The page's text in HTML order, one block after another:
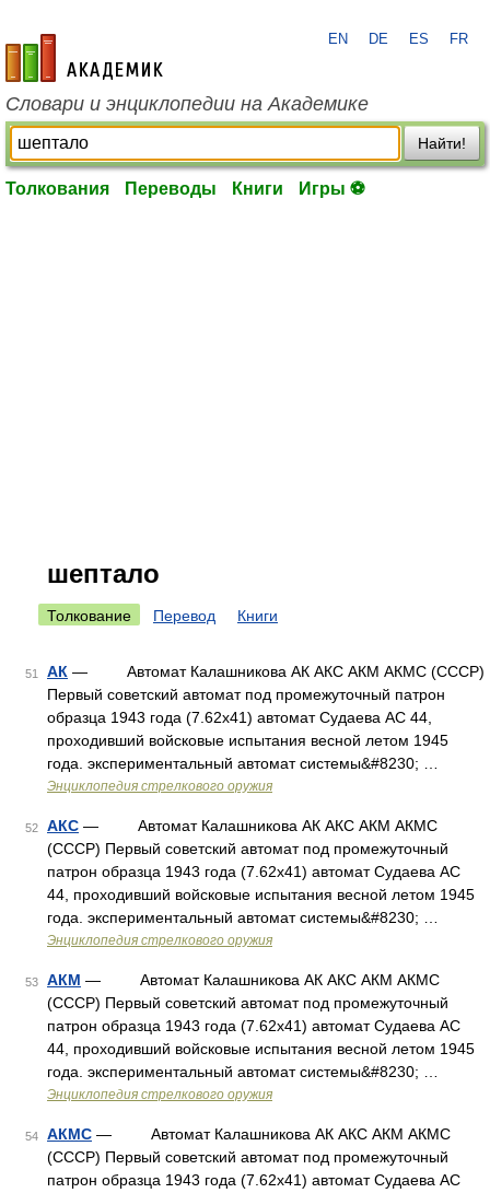
academic.ru
EN DE ES FR
Словари и энциклопедии на Академике
Найти!
Толкования Переводы Книги Игры ⚽
шептало
Толкование Перевод Книги
51 АК — Автомат Калашникова АК АКС АКМ АКМС (СССР)
Первый советский автомат под промежуточный патрон
образца 1943 года (7.62х41) автомат Судаева АС 44,
проходивший войсковые испытания весной летом 1945
года. экспериментальный автомат системы&#8230; …
Энциклопедия стрелкового оружия
52 АКС — Автомат Калашникова АК АКС АКМ АКМС
(СССР) Первый советский автомат под промежуточный
патрон образца 1943 года (7.62х41) автомат Судаева АС
44, проходивший войсковые испытания весной летом 1945
года. экспериментальный автомат системы&#8230; …
Энциклопедия стрелкового оружия
53 АКМ — Автомат Калашникова АК АКС АКМ АКМС
(СССР) Первый советский автомат под промежуточный
патрон образца 1943 года (7.62х41) автомат Судаева АС
44, проходивший войсковые испытания весной летом 1945
года. экспериментальный автомат системы&#8230; …
Энциклопедия стрелкового оружия
54 АКМС — Автомат Калашникова АК АКС АКМ АКМС
(СССР) Первый советский автомат под промежуточный
патрон образца 1943 года (7.62х41) автомат Судаева АС